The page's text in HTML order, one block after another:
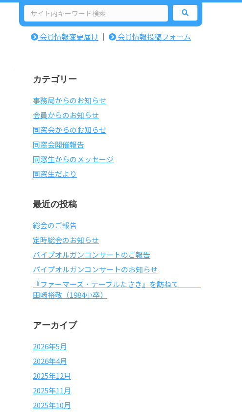
検
索:
会員情報変更届け ｜ 会員情報投稿フォーム
カテゴリー
事務局からのお知らせ
会員からのお知らせ
同窓会からのお知らせ
同窓会開催報告
同窓生からのメッセージ
同窓生だより
最近の投稿
総会のご報告
定時総会のお知らせ
パイプオルガンコンサートのご報告
パイプオルガンコンサートのお知らせ
『ファーマーズ・テーブルたさき』を訪ねて
田崎裕敬（1984小卒）
アーカイブ
2026年5月
2026年4月
2025年12月
2025年11月
2025年10月